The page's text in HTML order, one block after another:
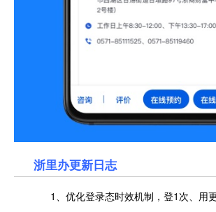
浙里办更新日志
1、优化登录态时效机制，登1次、用